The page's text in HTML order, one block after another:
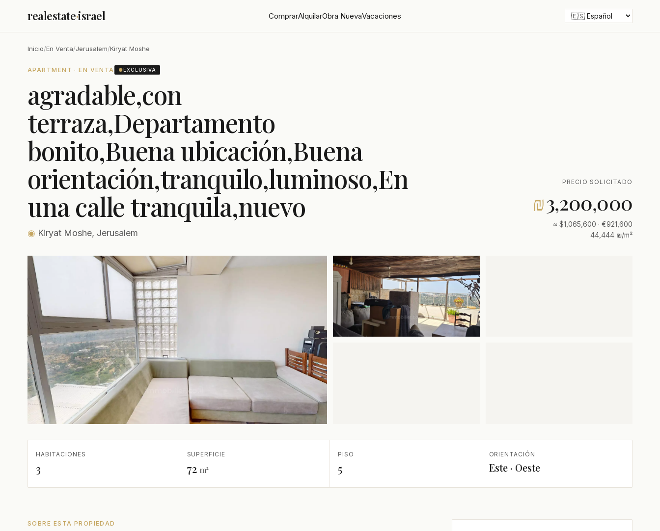
realestate·israel ComprarAlquilarObra NuevaVacaciones
Inicio/En Venta/Jerusalem/Kiryat Moshe
APARTMENT · EN VENTA ●EXCLUSIVA
agradable,con
terraza,Departamento
bonito,Buena ubicación,Buena
orientación,tranquilo,luminoso,En
una calle tranquila,nuevo
◉ Kiryat Moshe, Jerusalem
PRECIO SOLICITADO
₪3,200,000
≈ $1,065,600 · €921,600
44,444 ₪/m²
HABITACIONES
3
SUPERFICIE
72 m²
PISO
5
ORIENTACIÓN
Este · Oeste
SOBRE ESTA PROPIEDAD